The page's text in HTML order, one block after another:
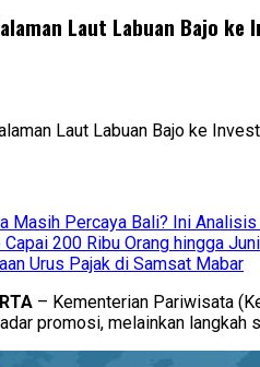
Laut Labuan Bajo ke
Masih Percaya Bali? Ini
200 Ribu Orang hingga
Urus Pajak di Samsat Mabar
– Kementerian Pariwisata
promosi, melainkan langkah